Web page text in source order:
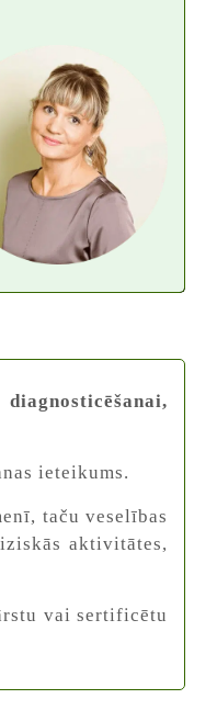
ieteikums.
taču veselības
aktivitātes,
vai sertificētu